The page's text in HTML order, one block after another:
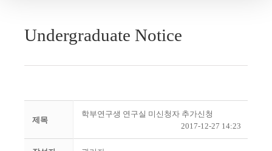
Undergraduate Notice
제목
학부연구생 연구실 미신청자 추가신청
2017-12-27 14:23